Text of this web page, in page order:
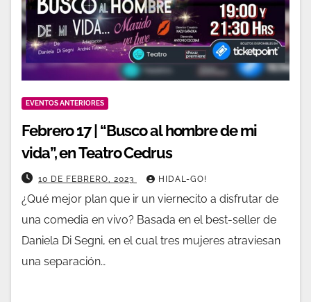
EVENTOS ANTERIORES
Febrero 17 | “Busco al hombre de mi
vida”, en Teatro Cedrus
10 DE FEBRERO, 2023 HIDAL-GO!
¿Qué mejor plan que ir un viernecito a disfrutar de
una comedia en vivo? Basada en el best-seller de
Daniela Di Segni, en el cual tres mujeres atraviesan
una separación…